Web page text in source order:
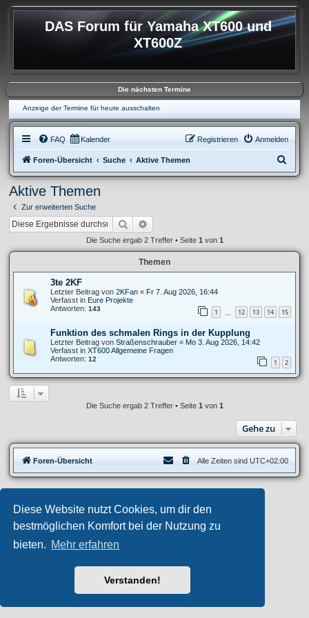
Diese Website nutzt Cookies, um dir den
bestmöglichen Komfort bei der Nutzung zu
bieten. Mehr erfahren
Verstanden!
DAS Forum für Yamaha XT600 und
XT600Z
Die nächsten Termine
Anzeige der Termine für heute ausschalten
FAQ Kalender Anmelden
Registrieren
Foren-Übersicht Suche Aktive Themen
u
Aktive Themen
Zur erweiterten Suche
Suche
Die Suche ergab 2 Treffer • Seite 1 von 1
Themen
3te 2KF
Letzter Beitrag von 2KFan « Fr 7. Aug 2026, 16:44
Verfasst in Eure Projekte
Antworten: 143 1 12 13 14 15
Funktion des schmalen Rings in der Kupplung
Letzter Beitrag von Straßenschrauber « Mo 3. Aug 2026, 14:42
Verfasst in XT600 Allgemeine Fragen
Antworten: 12 1 2
Die Suche ergab 2 Treffer • Seite 1 von 1
Gehe zu
Foren-Übersicht Alle Zeiten sind UTC+02:00
Aero style developed for phpBB
Powered by
phpBB ® Forum Software © phpBB Limited
phpBB.de
Datenschutz